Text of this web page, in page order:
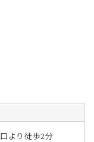
より徒歩2分